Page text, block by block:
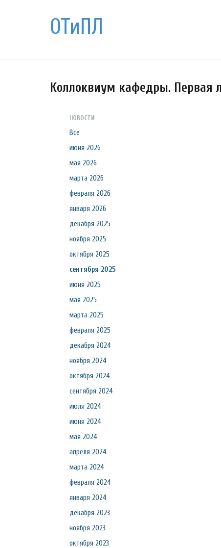
ОТиПЛ
Коллоквиум кафедры. Первая
НОВОСТИ
Все
июня 2026
мая 2026
марта 2026
февраля 2026
января 2026
декабря 2025
ноября 2025
октября 2025
сентября 2025
июня 2025
мая 2025
марта 2025
февраля 2025
декабря 2024
ноября 2024
октября 2024
сентября 2024
июля 2024
июня 2024
мая 2024
апреля 2024
марта 2024
февраля 2024
января 2024
декабря 2023
ноября 2023
октября 2023